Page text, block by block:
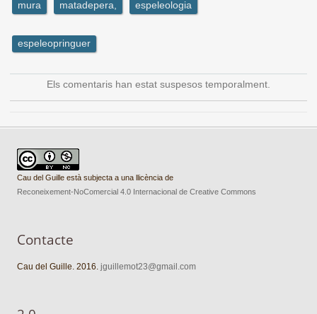
mura matadepera, espeleologia
espeleopringuer
Els comentaris han estat suspesos temporalment.
Cau del Guille està subjecta a una llicència de
Reconeixement-NoComercial 4.0 Internacional de Creative Commons
Contacte
Cau del Guille. 2016.jguillemot23@gmail.com